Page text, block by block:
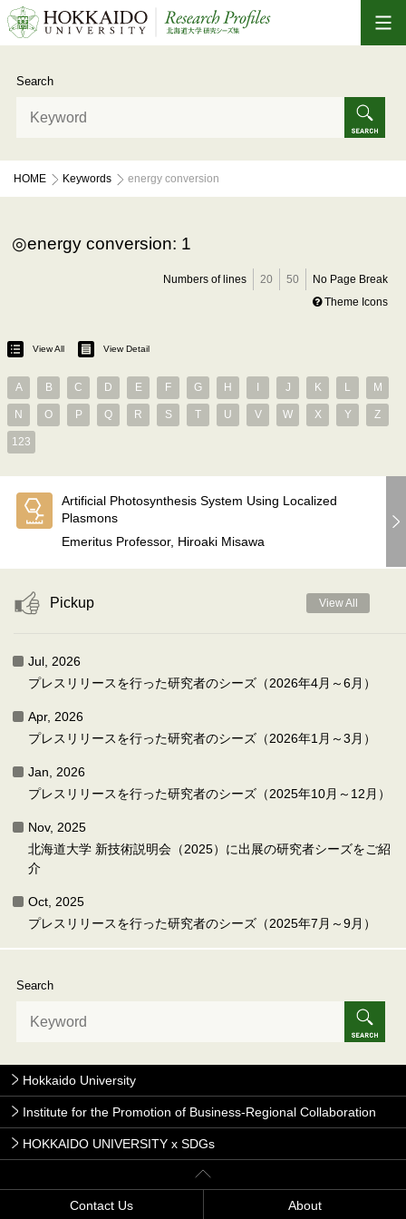
Search
HOME Keywords energy conversion
energy conversion: 1
Numbers of lines 20 50
No Page Break
Theme Icons
View All View Detail
A B C D E F G H J K L M
N O P Q R S T U V W X Y Z
123
Artificial Photosynthesis System Using Localized
Plasmons
Emeritus Professor, Hiroaki Misawa
Pickup View All
Jul, 2026
プレスリリースを行った研究者のシーズ（2026年4月～6月）
Apr, 2026
プレスリリースを行った研究者のシーズ（2026年1月～3月）
Jan, 2026
プレスリリースを行った研究者のシーズ（2025年10月～12月）
Nov, 2025
北海道大学 新技術説明会（2025）に出展の研究者シーズをご紹
介
Oct, 2025
プレスリリースを行った研究者のシーズ（2025年7月～9月）
Search
Hokkaido University
Institute for the Promotion of Business-Regional Collaboration
HOKKAIDO UNIVERSITY x SDGs
Contact Us About